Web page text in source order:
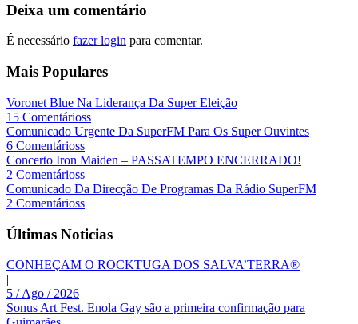
Deixa um comentário
É necessário fazer login para comentar.
Mais Populares
Voronet Blue Na Liderança Da Super Eleição
15 Comentárioss
Comunicado Urgente Da SuperFM Para Os Super Ouvintes
6 Comentárioss
Concerto Iron Maiden – PASSATEMPO ENCERRADO!
2 Comentárioss
Comunicado Da Direcção De Programas Da Rádio SuperFM
2 Comentárioss
Últimas Noticias
CONHEÇAM O ROCKTUGA DOS SALVA’TERRA®
|
5 / Ago / 2026
Sonus Art Fest. Enola Gay são a primeira confirmação para